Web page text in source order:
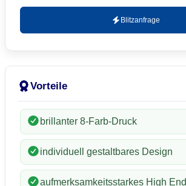
Blitzanfrage
Vorteile
brillanter 8-Farb-Druck
individuell gestaltbares Design
aufmerksamkeitsstarkes High End